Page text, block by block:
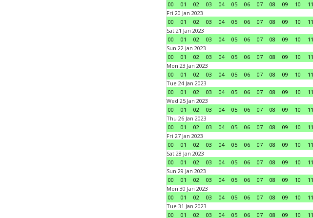
00
01 02 03 04 05 06 07 08 09 10 11
Fri 20 Jan 2023
00
01 02 03 04 05 06 07 08 09 10 11
Sat 21 Jan 2023
00
01 02 03 04 05 06 07 08 09 10 11
Sun 22 Jan 2023
00
01 02 03 04 05 06 07 08 09 10 11
Mon 23 Jan 2023
00
01 02 03 04 05 06 07 08 09 10 11
Tue 24 Jan 2023
00
01 02 03 04 05 06 07 08 09 10 11
Wed 25 Jan 2023
00
01 02 03 04 05 06 07 08 09 10 11
Thu 26 Jan 2023
00
01 02 03 04 05 06 07 08 09 10 11
Fri 27 Jan 2023
00
01 02 03 04 05 06 07 08 09 10 11
Sat 28 Jan 2023
00
01 02 03 04 05 06 07 08 09 10 11
Sun 29 Jan 2023
00
01 02 03 04 05 06 07 08 09 10 11
Mon 30 Jan 2023
00
01 02 03 04 05 06 07 08 09 10 11
Tue 31 Jan 2023
00
01 02 03 04 05 06 07 08 09 10 11